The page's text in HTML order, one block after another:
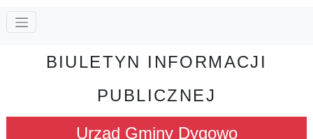
BIULETYN INFORMACJI
PUBLICZNEJ
Urząd Gminy Dygowo